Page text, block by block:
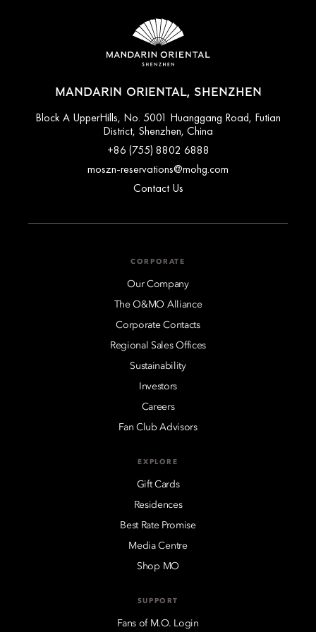
MANDARIN ORIENTAL, SHENZHEN
Block A UpperHills, No. 5001 Huanggang Road, Futian
District, Shenzhen, China
+86 (755) 8802 6888
moszn-reservations@mohg.com
Contact Us
CORPORATE
Our Company
The O&MO Alliance
Corporate Contacts
Regional Sales Offices
Sustainability
Investors
Careers
Fan Club Advisors
EXPLORE
Gift Cards
Residences
Best Rate Promise
Media Centre
Shop MO
SUPPORT
Fans of M.O. Login